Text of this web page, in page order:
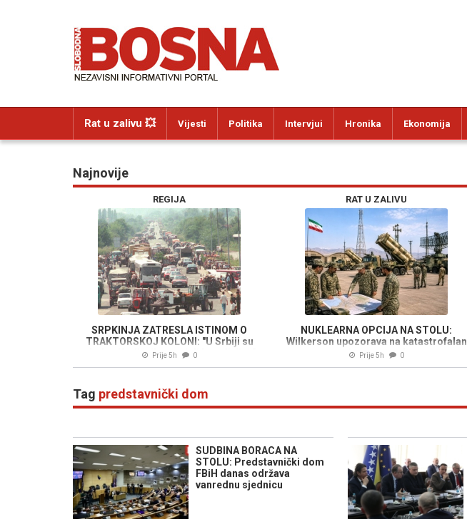
Rat u zalivu 💥 Vijesti Politika Intervjui Hronika Ekonomija
Najnovije
REGIJA
SRPKINJA ZATRESLA ISTINOM O
TRAKTORSKOJ KOLONI: "U Srbiji su
gladne Krajišnike ganjali kao divljač"
Prije 5h 0
RAT U ZALIVU
NUKLEARNA OPCIJA NA STOLU:
Wilkerson upozorava na katastrofalan
scenario u ratu sa Iranom
Prije 5h 0
Tag predstavnički dom
SUDBINA BORACA NA
STOLU: Predstavnički dom
FBiH danas održava
vanrednu sjednicu